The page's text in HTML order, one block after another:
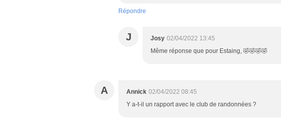
Répondre
J Josy 02/04/2022 13:45
Même réponse que pour Estaing, 🤣🤣🤣🤣
A Annick 02/04/2022 08:45
Y a-t-il un rapport avec le club de randonnées ?